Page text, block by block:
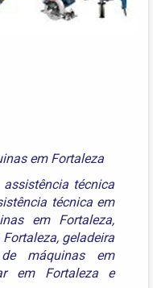
em Fortaleza
assistência técnica
técnica em
em Fortaleza,
Fortaleza, geladeira
de máquinas em
em Fortalezae